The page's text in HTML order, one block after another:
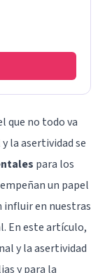
que no todo va
la asertividad se
para los
un papel
influir en nuestras
En este artículo,
y la asertividad
y para la